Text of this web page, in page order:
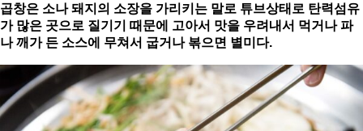
곱창은 소나 돼지의 소장을 가리키는 말로 튜브상태로 탄력섬유
가 많은 곳으로 질기기 때문에 고아서 맛을 우려내서 먹거나 파
나 깨가 든 소스에 무쳐서 굽거나 볶으면 별미다.